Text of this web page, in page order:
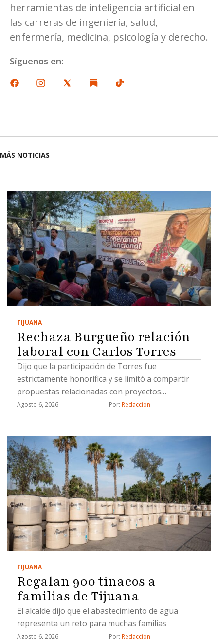
herramientas de inteligencia artificial en
las carreras de ingeniería, salud,
enfermería, medicina, psicología y derecho.
Síguenos en:
MÁS NOTICIAS
TIJUANA
Rechaza Burgueño relación
laboral con Carlos Torres
Dijo que la participación de Torres fue
estrictamente honorífica y se limitó a compartir
propuestas relacionadas con proyectos
estratégicos
Agosto 6, 2026 Por: Redacción
TIJUANA
Regalan 900 tinacos a
familias de Tijuana
El alcalde dijo que el abastecimiento de agua
representa un reto para muchas familias
Agosto 6, 2026 Por: Redacción